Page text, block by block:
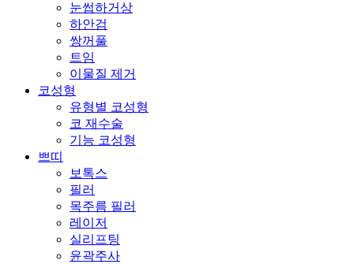
눈썹하거상
하안검
쌍꺼풀
트임
이물질 제거
코성형
유형별 코성형
코 재수술
기능 코성형
쁘띠
보톡스
필러
목주름 필러
레이저
실리프팅
윤곽주사